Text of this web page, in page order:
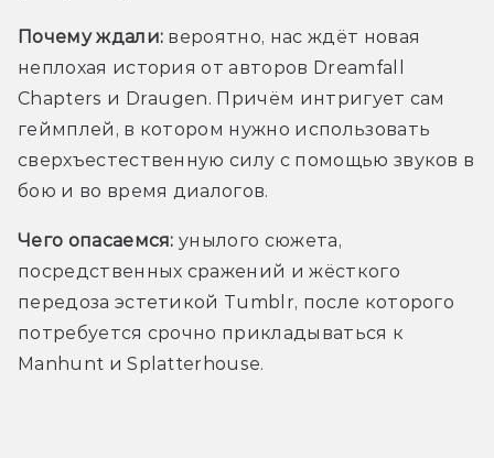
Почему ждали: вероятно, нас ждёт новая
неплохая история от авторов Dreamfall
Chapters и Draugen. Причём интригует сам
геймплей, в котором нужно использовать
сверхъестественную силу с помощью звуков в
бою и во время диалогов.
Чего опасаемся: унылого сюжета,
посредственных сражений и жёсткого
передоза эстетикой Tumblr, после которого
потребуется срочно прикладываться к
Manhunt и Splatterhouse.